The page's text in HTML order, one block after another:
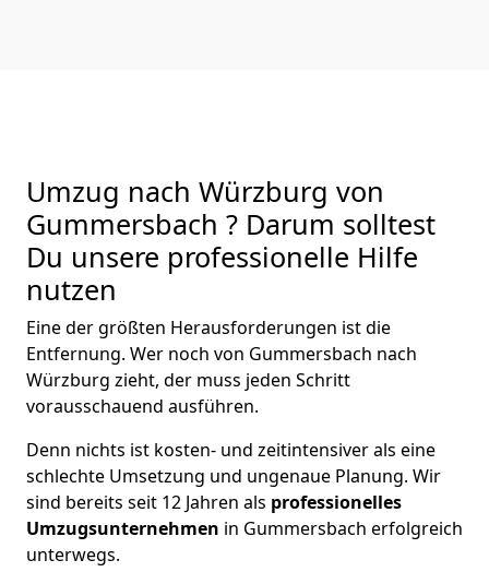
Umzug nach Würzburg von
Gummersbach ? Darum solltest
Du unsere professionelle Hilfe
nutzen
Eine der größten Herausforderungen ist die
Entfernung. Wer noch von Gummersbach nach
Würzburg zieht, der muss jeden Schritt
vorausschauend ausführen.
Denn nichts ist kosten- und zeitintensiver als eine
schlechte Umsetzung und ungenaue Planung. Wir
sind bereits seit 12 Jahren als professionelles
Umzugsunternehmen in Gummersbach erfolgreich
unterwegs.